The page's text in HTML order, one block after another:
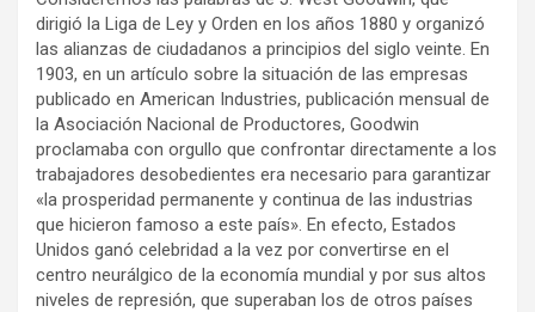
dirigió la Liga de Ley y Orden en los años 1880 y organizó
las alianzas de ciudadanos a principios del siglo veinte. En
1903, en un artículo sobre la situación de las empresas
publicado en American Industries, publicación mensual de
la Asociación Nacional de Productores, Goodwin
proclamaba con orgullo que confrontar directamente a los
trabajadores desobedientes era necesario para garantizar
«la prosperidad permanente y continua de las industrias
que hicieron famoso a este país». En efecto, Estados
Unidos ganó celebridad a la vez por convertirse en el
centro neurálgico de la economía mundial y por sus altos
niveles de represión, que superaban los de otros países